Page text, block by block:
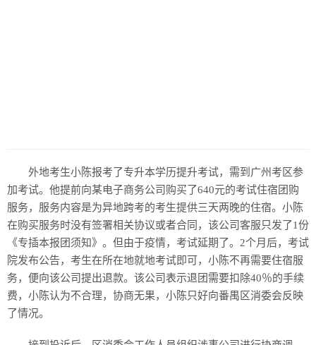
外地考生小陈报考了专升本学历提升考试，需到广州考区参
加考试。他提前向某电子商务公司购买了640元的考试住宿团购
服务，服务内容是为异地跨考的考生提供三天两晚的住宿。小陈
在购买服务时没有签署相关协议或者合同，该公司客服只发了1份
《专插本报团须知》。但由于疫情，考试延期了。2个月后，考试
院发布公告，考生在所在地就地考试即可，小陈不再需要住宿服
务，便向该公司提出退款。该公司表示退团需要扣除40％的手续
费，小陈认为不合理，协商无果，小陈只好向番禺区消委会反映
了情况。